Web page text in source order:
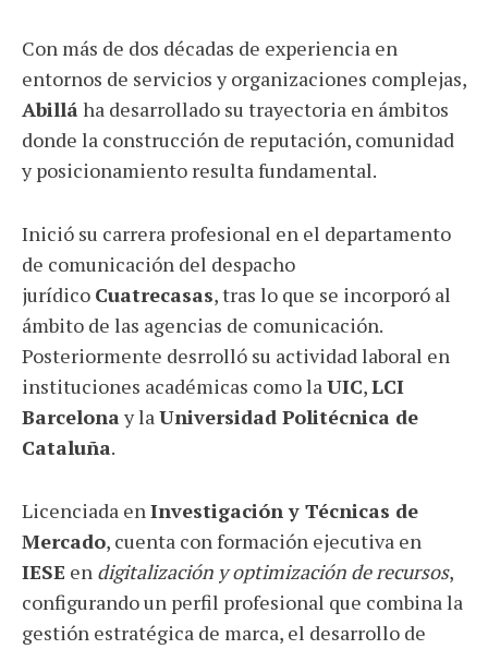
Con más de dos décadas de experiencia en
entornos de servicios y organizaciones complejas,
Abillá ha desarrollado su trayectoria en ámbitos
donde la construcción de reputación, comunidad
y posicionamiento resulta fundamental.
Inició su carrera profesional en el departamento
de comunicación del despacho
jurídico Cuatrecasas, tras lo que se incorporó al
ámbito de las agencias de comunicación.
Posteriormente desrrolló su actividad laboral en
instituciones académicas como laUIC,LCI
Barcelona y laUniversidad Politécnica de
Cataluña.
Licenciada enInvestigación y Técnicas de
Mercado, cuenta con formación ejecutiva en
IESE en digitalización y optimización de recursos,
configurando un perfil profesional que combina la
gestión estratégica de marca, el desarrollo de